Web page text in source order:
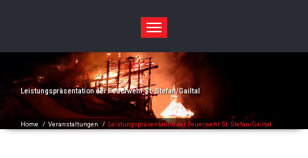
Toggle
navigation
Leistungspräsentation der Feuerwehr St. Stefan/Gailtal
Home / Veranstaltungen / Leistungspräsentation der Feuerwehr St. Stefan/Gailtal